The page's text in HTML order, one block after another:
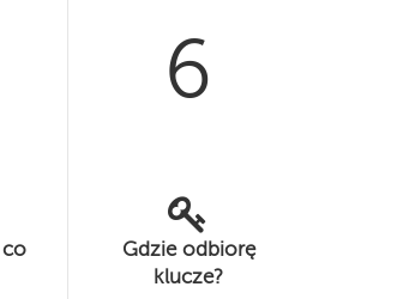
co
6
Gdzie odbiorę
klucze?